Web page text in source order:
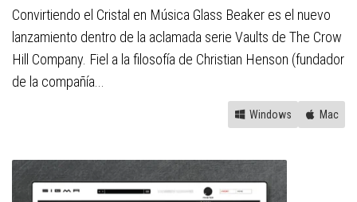
Convirtiendo el Cristal en Música Glass Beaker es el nuevo
lanzamiento dentro de la aclamada serie Vaults de The Crow
Hill Company. Fiel a la filosofía de Christian Henson (fundador
de la compañía...
Windows Mac